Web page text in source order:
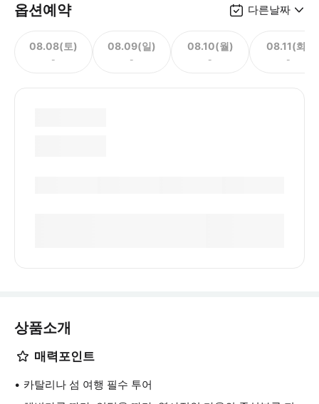
옵션예약 다른날짜
08.08(토)
-
08.09(일)
-
08.10(월)
-
08.11(화)
-
상품소개
매력포인트
카탈리나 섬 여행 필수 투어